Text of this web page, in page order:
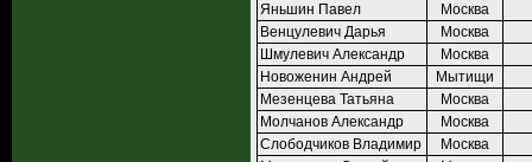
Яньшин Павел
Москва
Венцулевич Дарья
Москва
Шмулевич Александр
Москва
Новоженин Андрей
Мытищи
Мезенцева Татьяна
Москва
Молчанов Александр
Москва
Слободчиков Владимир
Москва